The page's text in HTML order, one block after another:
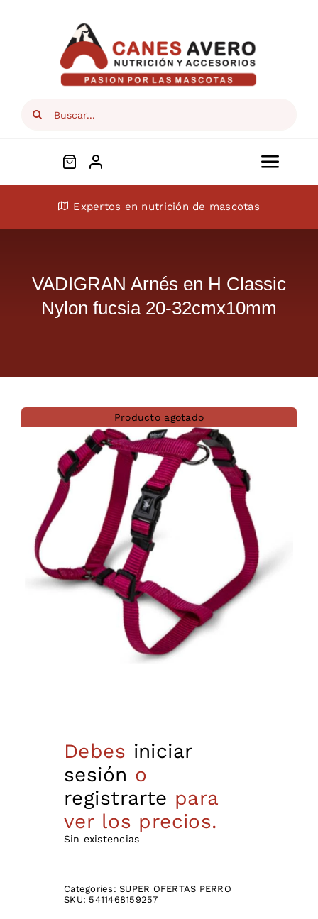
Search
Conócenos
Antiparasitarios
Descanso
Super Ofertas
Expertos en nutrición de mascotas
VADIGRAN Arnés en H Classic
Nylon fucsia 20-32cmx10mm
Producto agotado
Debes iniciar
sesión o
registrarte para
ver los precios.
Sin existencias
Categories:SUPER OFERTAS PERRO
SKU: 5411468159257